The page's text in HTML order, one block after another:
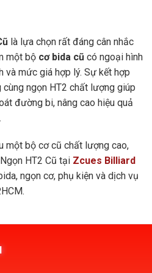
là lựa chọn rất đáng cân nhắc
một bộ cơ bida cũ có ngoại hình
và mức giá hợp lý. Sự kết hợp
ngọn HT2 chất lượng giúp
đường bi, nâng cao hiệu quả
một bộ cơ cũ chất lượng cao,
HT2 Cũ tại Zcues Billiard
ngọn cơ, phụ kiện và dịch vụ